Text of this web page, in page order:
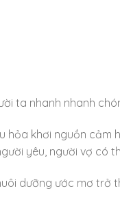
ta nhanh nhanh
hỏa khơi nguồn cảm
yêu, người vợ có
dưỡng ước mơ trở